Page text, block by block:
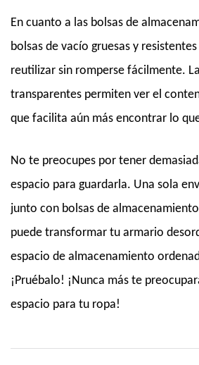
En cuanto a las bolsas de
bolsas de vacío gruesas y
reutilizar sin romperse fácilmente.
transparentes permiten ver el
que facilita aún más encontrar lo
No te preocupes por tener
espacio para guardarla. Una sola
junto con bolsas de
puede transformar tu armario
espacio de almacenamiento
¡Pruébalo! ¡Nunca más te
espacio para tu ropa!